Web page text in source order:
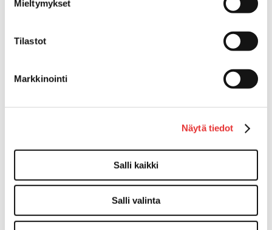
Mieltymykset
Tilastot
Markkinointi
Näytä tiedot
Salli kaikki
Salli valinta
Kansiruuvikkeiden varaosat
Kansiruuvikkeitten varaosat
Keulatasot
Hankaimet
Galvanoitu
Kevytmetalli
Muovia